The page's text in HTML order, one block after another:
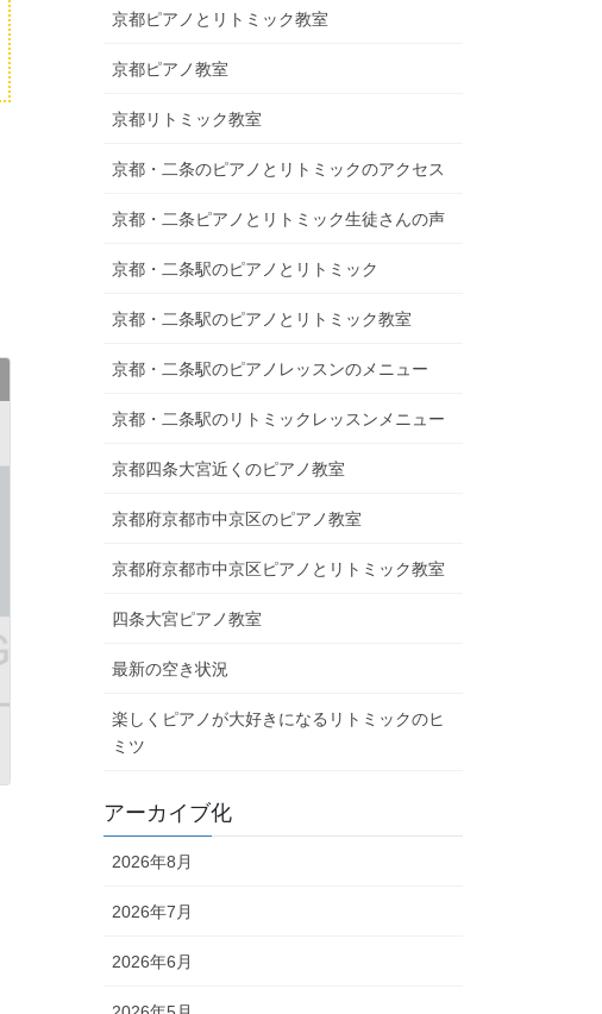
京都ピアノとリトミック教室
京都ピアノ教室
京都リトミック教室
京都・二条のピアノとリトミックのアクセス
京都・二条ピアノとリトミック生徒さんの声
京都・二条駅のピアノとリトミック
京都・二条駅のピアノとリトミック教室
京都・二条駅のピアノレッスンのメニュー
京都・二条駅のリトミックレッスンメニュー
京都四条大宮近くのピアノ教室
京都府京都市中京区のピアノ教室
京都府京都市中京区ピアノとリトミック教室
四条大宮ピアノ教室
最新の空き状況
楽しくピアノが大好きになるリトミックのヒ
ミツ
アーカイブ化
2026年8月
2026年7月
2026年6月